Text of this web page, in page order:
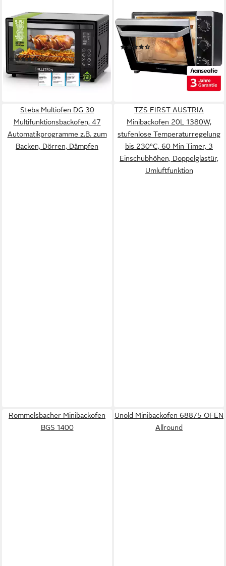
Minibackofen MB45-LED 2G
(45L) Deutsche Version,
Ofenhandschuhe, Rezeptheft,
Drehspieß, Timer,
Innenbeleuchtung
(63)
129,00 €
11,78 €mtl. in 12 Raten
lieferbar - in 4-5 Werktagen bei dir
Minibackofen 17194935, 30 L
Volumen, 1600 W, inkl. 3
Jahre Herstellergarantie
(339)
89,90 € UVP 149,99 €
nur diesen Monat
lieferbar - in 1-2 Werktagen bei dir
Steba Multiofen DG 30
Multifunktionsbackofen, 47
Automatikprogramme z.B. zum
Backen, Dörren, Dämpfen
TZS FIRST AUSTRIA
Minibackofen 20L 1380W,
stufenlose Temperaturregelung
bis 230°C, 60 Min Timer, 3
Einschubhöhen, Doppelglastür,
Umluftfunktion
Rommelsbacher Minibackofen
BGS 1400
Unold Minibackofen 68875 OFEN
Allround